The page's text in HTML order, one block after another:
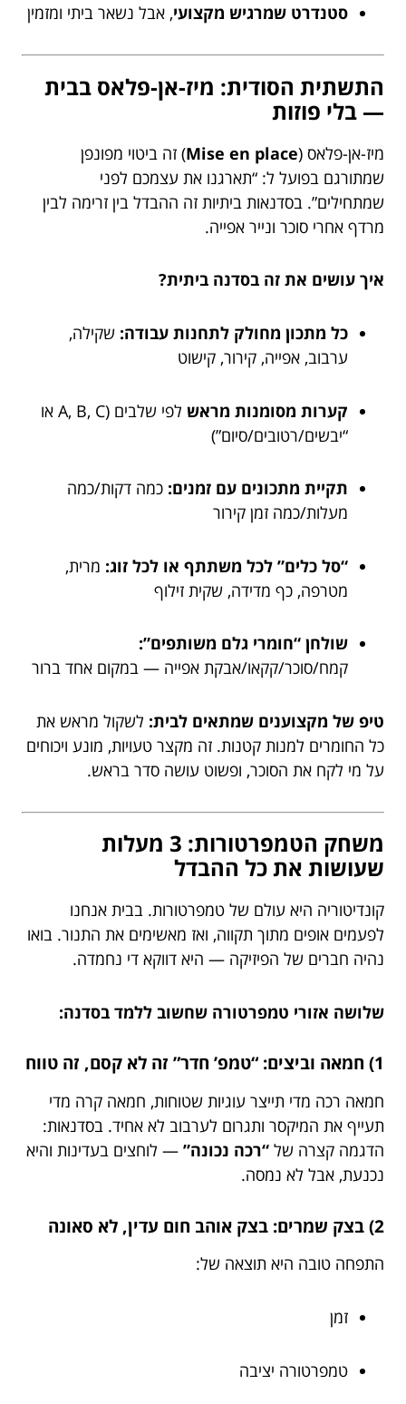
סטנדרט שמרגיש מקצועי, אבל נשאר ביתי ומזמין
התשתית הסודית: מיז-אן-פלאס בבית
— בלי פוזות
מיז-אן-פלאס (Mise en place) זה ביטוי מפונפן
שמתורגם בפועל ל: “תארגנו את עצמכם לפני
שמתחילים”. בסדנאות ביתיות זה ההבדל בין זרימה לבין
מרדף אחרי סוכר ונייר אפייה.
איך עושים את זה בסדנה ביתית?
כל מתכון מחולק לתחנות עבודה: שקילה,
ערבוב, אפייה, קירור, קישוט
קערות מסומנות מראש
לפי שלבים (A, B, C או
“יבשים/רטובים/סיום”)
תקיית מתכונים עם זמנים: כמה דקות/כמה
מעלות/כמה זמן קירור
“סל כלים” לכל משתתף או לכל זוג: מרית,
מטרפה, כף מדידה, שקית זילוף
שולחן “חומרי גלם משותפים”:
קמח/סוכר/קקאו/אבקת אפייה — במקום אחד ברור
טיפ של מקצוענים שמתאים לבית: לשקול מראש את
כל החומרים למנות קטנות. זה מקצר טעויות, מונע ויכוחים
על מי לקח את הסוכר, ופשוט עושה סדר בראש.
משחק הטמפרטורות: 3 מעלות
שעושות את כל ההבדל
קונדיטוריה היא עולם של טמפרטורות. בבית אנחנו
לפעמים אופים מתוך תקווה, ואז מאשימים את התנור. בואו
נהיה חברים של הפיזיקה — היא דווקא די נחמדה.
שלושה אזורי טמפרטורה שחשוב ללמד בסדנה:
1) חמאה וביצים: “טמפ’ חדר” זה לא קסם, זה טווח
חמאה רכה מדי תייצר עוגיות שטוחות, חמאה קרה מדי
תעייף את המיקסר ותגרום לערבוב לא אחיד. בסדנאות:
הדגמה קצרה של “רכה נכונה” — לוחצים בעדינות והיא
נכנעת, אבל לא נמסה.
2) בצק שמרים: בצק אוהב חום עדין, לא סאונה
התפחה טובה היא תוצאה של:
זמן
טמפרטורה יציבה